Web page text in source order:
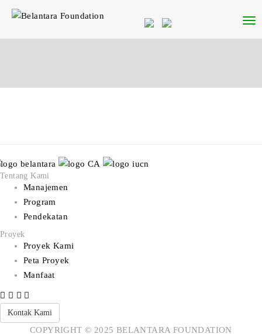
Tentang Kami
Manajemen
Program
Pendekatan
Proyek
Proyek Kami
Peta Proyek
Manfaat
Kontak Kami
COPYRIGHT © 2025 BELANTARA FOUNDATION